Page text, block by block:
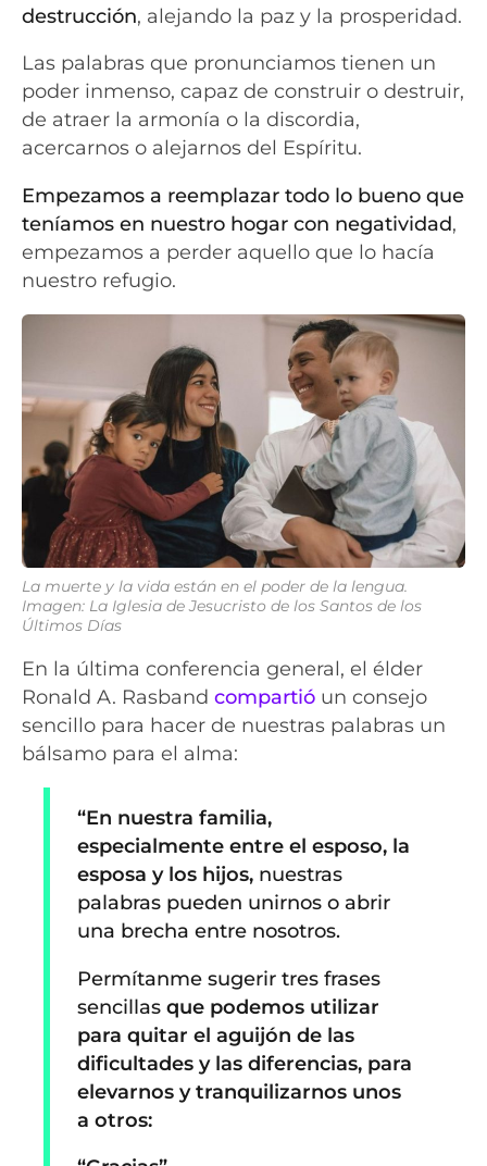
destrucción, alejando la paz y la prosperidad.
Las palabras que pronunciamos tienen un
poder inmenso, capaz de construir o destruir,
de atraer la armonía o la discordia,
acercarnos o alejarnos del Espíritu.
Empezamos a reemplazar todo lo bueno que
teníamos en nuestro hogar con negatividad,
empezamos a perder aquello que lo hacía
nuestro refugio.
La muerte y la vida están en el poder de la lengua.
Imagen: La Iglesia de Jesucristo de los Santos de los
Últimos Días
En la última conferencia general, el élder
Ronald A. Rasband compartió un consejo
sencillo para hacer de nuestras palabras un
bálsamo para el alma:
“En nuestra familia,
especialmente entre el esposo, la
esposa y los hijos, nuestras
palabras pueden unirnos o abrir
una brecha entre nosotros.
Permítanme sugerir tres frases
sencillas que podemos utilizar
para quitar el aguijón de las
dificultades y las diferencias, para
elevarnos y tranquilizarnos unos
a otros: